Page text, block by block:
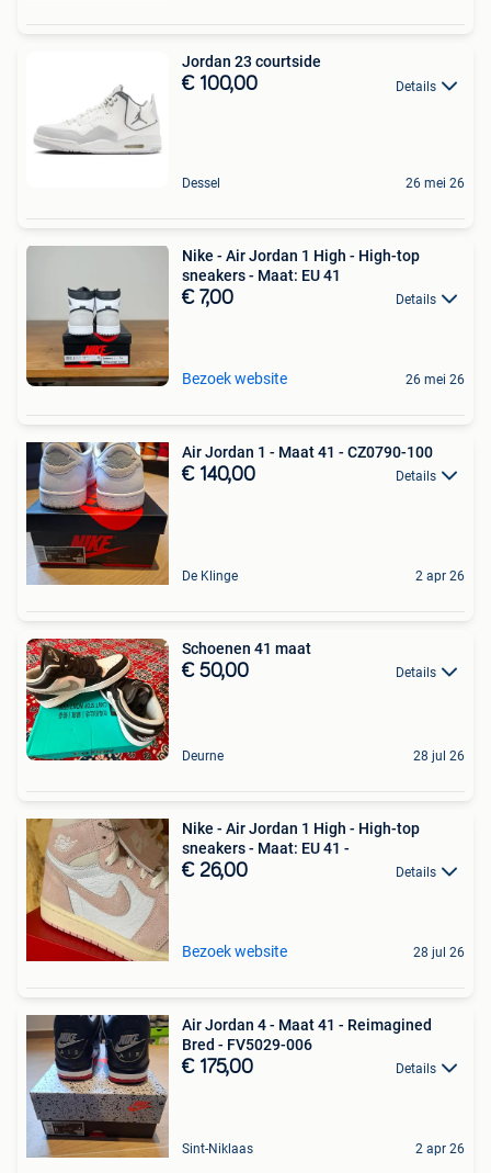
Jordan 23 courtside
€ 100,00 Details
Dessel 26 mei 26
Nike - Air Jordan 1 High - High-top
sneakers - Maat: EU 41
€ 7,00 Details
Bezoek website 26 mei 26
Air Jordan 1 - Maat 41 - CZ0790-100
€ 140,00 Details
De Klinge 2 apr 26
Schoenen 41 maat
€ 50,00 Details
Deurne 28 jul 26
Nike - Air Jordan 1 High - High-top
sneakers - Maat: EU 41 -
€ 26,00 Details
Bezoek website 28 jul 26
Air Jordan 4 - Maat 41 - Reimagined
Bred - FV5029-006
€ 175,00 Details
Sint-Niklaas 2 apr 26